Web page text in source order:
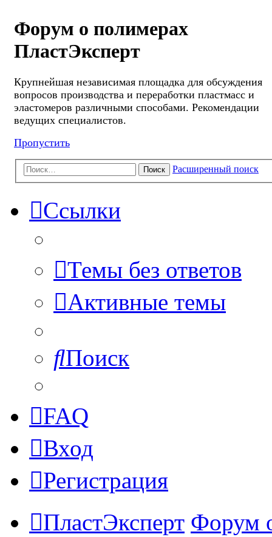
Форум о полимерах
ПластЭксперт
Крупнейшая независимая площадка для обсуждения
вопросов производства и переработки пластмасс и
эластомеров различными способами. Рекомендации
ведущих специалистов.
Пропустить
Поиск Расширенный поиск
Ссылки
Темы без ответов
Активные темы
Поиск
FAQ
Вход
Регистрация
ПластЭксперт Форум